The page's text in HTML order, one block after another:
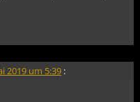
2019 um 5:39 :